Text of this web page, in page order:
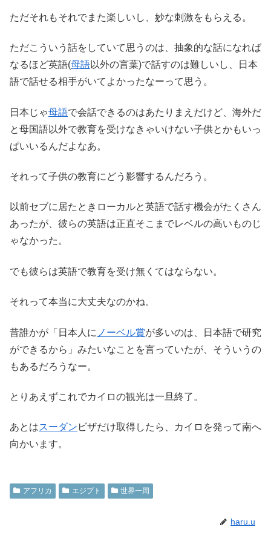
ただそれもそれでまた楽しいし、妙な刺激をもらえる。
ただこういう話をしていて思うのは、抽象的な話になれば
なるほど英語(母語以外の言葉)で話すのは難しいし、日本
語で話せる相手がいてよかったなーって思う。
日本じゃ母語で会話できるのはあたりまえだけど、海外だ
と母国語以外で教育を受けなきゃいけない子供とかもいっ
ぱいいるんだよなあ。
それって子供の教育にどう影響するんだろう。
以前セブに居たときローカルと英語で話す機会がたくさん
あったが、彼らの英語は正直そこまでレベルの高いものじ
ゃなかった。
でも彼らは英語で教育を受け無くてはならない。
それって本当に大丈夫なのかね。
昔誰かが「日本人に ノーベル賞が多いのは、日本語で研究
ができるから」みたいなことを言っていたが、そういうの
もあるだろうなー。
とりあえずこれでカイロの観光は一旦終了。
あとはスーダン ビザだけ取得したら、カイロを発って南へ
向かいます。
アフリカ エジプト 世界一周
haru.u